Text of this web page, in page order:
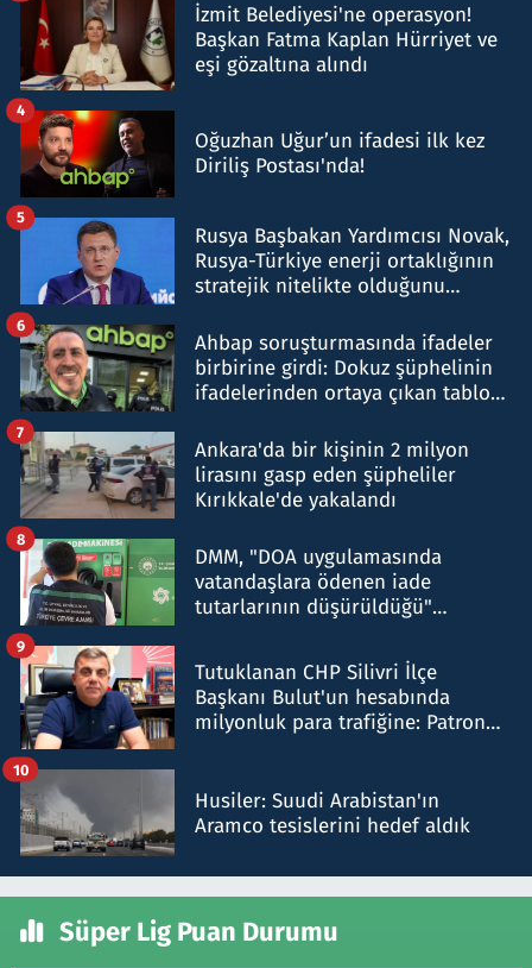
İzmit Belediyesi'ne operasyon!
Başkan Fatma Kaplan Hürriyet ve
eşi gözaltına alındı
Oğuzhan Uğur’un ifadesi ilk kez
Diriliş Postası'nda!
4
Rusya Başbakan Yardımcısı Novak,
Rusya-Türkiye enerji ortaklığının
stratejik nitelikte olduğunu
5
Ahbap soruşturmasında ifadeler
birbirine girdi: Dokuz şüphelinin
ifadelerinden ortaya çıkan tablo
6
Ankara'da bir kişinin 2 milyon
lirasını gasp eden şüpheliler
Kırıkkale'de yakalandı
7
DMM, "DOA uygulamasında
vatandaşlara ödenen iade
tutarlarının düşürüldüğü"
8
Tutuklanan CHP Silivri İlçe
Başkanı Bulut'un hesabında
milyonluk para trafiğine: Patron
9
Husiler: Suudi Arabistan'ın
Aramco tesislerini hedef aldık
10
Süper Lig Puan Durumu